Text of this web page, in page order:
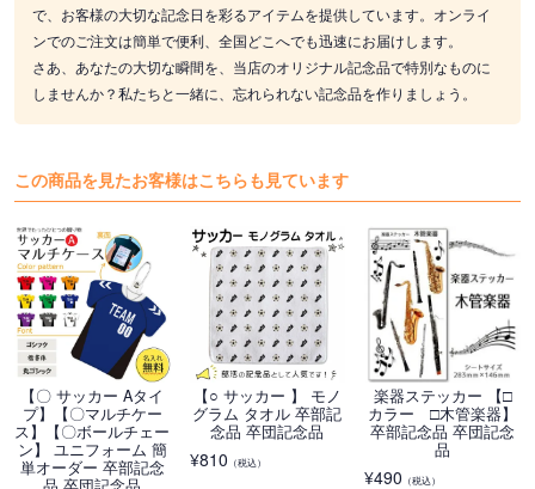
で、お客様の大切な記念日を彩るアイテムを提供しています。オンライ
ンでのご注文は簡単で便利、全国どこへでも迅速にお届けします。
さあ、あなたの大切な瞬間を、当店のオリジナル記念品で特別なものに
しませんか？私たちと一緒に、忘れられない記念品を作りましょう。
この商品を見たお客様はこちらも見ています
【〇 サッカー Aタイ
プ】【〇マルチケー
ス】【〇ボールチェー
ン】 ユニフォーム 簡
単オーダー 卒部記念
【○ サッカー 】 モノ
グラム タオル 卒部記
念品 卒団記念品
¥810 （税込）
楽器ステッカー 【□
カラー □木管楽器】
卒部記念品 卒団記念
品
¥490 （税込）